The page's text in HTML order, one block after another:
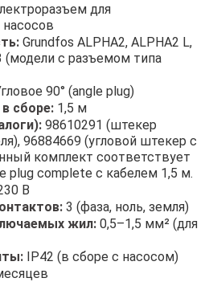
для
Grundfos ALPHA2, ALPHA2 L,
(модели с разъемом типа
90° (angle plug)
сборе: 1,5 м
98610291 (штекер
96884669 (угловой штекер с
комплект соответствует
plug complete с кабелем 1,5 м.
В
3 (фаза, ноль, земля)
жил: 0,5–1,5 мм² (для
IP42 (в сборе с насосом)